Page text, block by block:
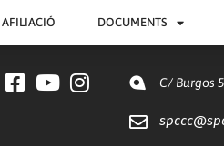
AFILIACIÓ DOCUMENTS
C/ Burgos
spccc@